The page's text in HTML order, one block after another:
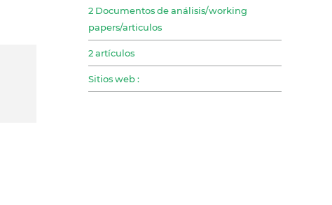
2 Documentos de análisis/working
papers/articulos
2 artículos
Sitios web :